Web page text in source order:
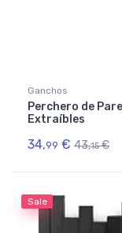
Ganchos
Perchero de
Extraíbles
34,99 € 43,15 €
Sale